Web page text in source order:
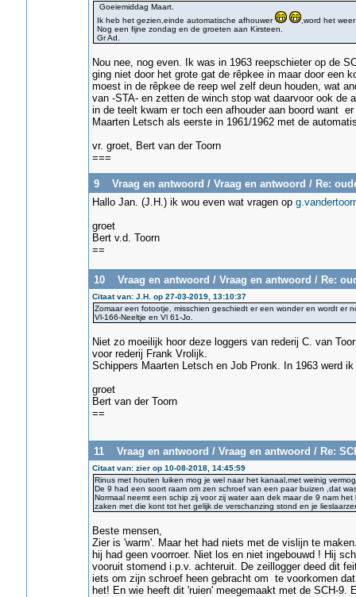
Goeiemiddag Maart.
Ik heb het gezien,einde automatische afhouwer
,word het
Nog een fijne zondag en de groeten aan Kirsteen.
Gr Ad.
Nou nee, nog even. Ik was in 1963 reepschieter op de
ging niet door het grote gat de rêpkee in maar door een
moest in de rêpkee de reep wel zelf deun houden, wat
van -STA- en zetten de winch stop wat daarvoor ook de
in de teelt kwam er toch een afhouder aan boord want
Maarten Letsch als eerste in 1961/1962 met de
vr. groet, Bert van der Toorn
===
9 Vraag en antwoord / Vraag en antwoord / Re:
Hallo Jan. (J.H.) ik wou even wat vragen op
groet
Bert v.d. Toorn
==
10 Vraag en antwoord / Vraag en antwoord / Re:
Citaat van: J.H. op 27-03-2019, 13:10:37
Zomaar een fotootje, misschien geschiedt er een wonder en wordt er
Vl-166-Neeltje en Vl 61-Jo.
Niet zo moeilijk hoor deze loggers van rederij C. van
voor rederij Frank Vrolijk.
Schippers Maarten Letsch en Job Pronk. In 1963 werd
groet
Bert van der Toorn
==
11 Vraag en antwoord / Vraag en antwoord / Re:
Citaat van: zier op 10-08-2018, 14:45:59
Rinus met houten luiken mog je wel naar het kanaal,met weinig
De 9 had een soort raam om zen schroef van een paar buizen ,dat
Normaal neemt een schip zij voor zij water aan dek maar de 9 nam
zaken met die kont tot het gelijk de verschanzing stond en je
Beste mensen,
Zier is 'warm'. Maar het had niets met de vislijn te
hij had geen voorroer. Niet los en niet ingebouwd ! Hij
vooruit stomend i.p.v. achteruit. De zeillogger deed dit
iets om zijn schroef heen gebracht om te voorkomen
het! En wie heeft dit 'ruien' meegemaakt met de SCH-